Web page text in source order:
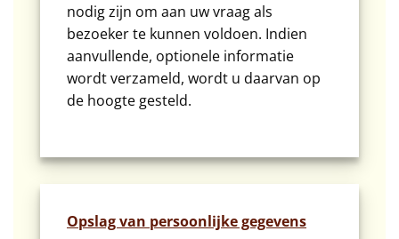
nodig zijn om aan uw vraag als
bezoeker te kunnen voldoen. Indien
aanvullende, optionele informatie
wordt verzameld, wordt u daarvan op
de hoogte gesteld.
Opslag van persoonlijke gegevens